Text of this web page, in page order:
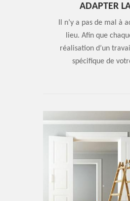
ADAPTER
Il n’y a pas de mal à
lieu. Afin que
réalisation d’un
spécifique de